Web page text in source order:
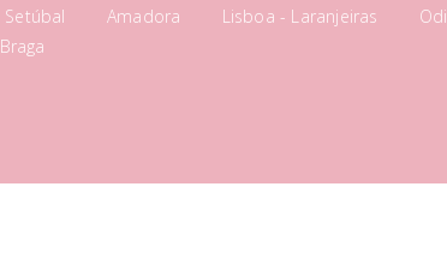
Setúbal Amadora Lisboa - Laranjeiras
Braga